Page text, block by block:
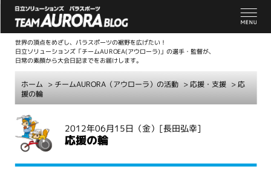
世界の頂点をめざし、パラスポーツの裾野を広げたい！
日立ソリューションズ「チームAUROEA(アウローラ)」の選手・監督が、
日常の素顔から大会日記までをお届けします。
ホーム > チームAURORA（アウローラ）の活動 >応援・支援 > 応
援の輪
2012年06月15日（金） [長田弘幸]
応援の輪